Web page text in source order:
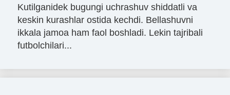
Kutilganidek bugungi uchrashuv shiddatli va
keskin kurashlar ostida kechdi. Bellashuvni
ikkala jamoa ham faol boshladi. Lekin tajribali
futbolchilari...